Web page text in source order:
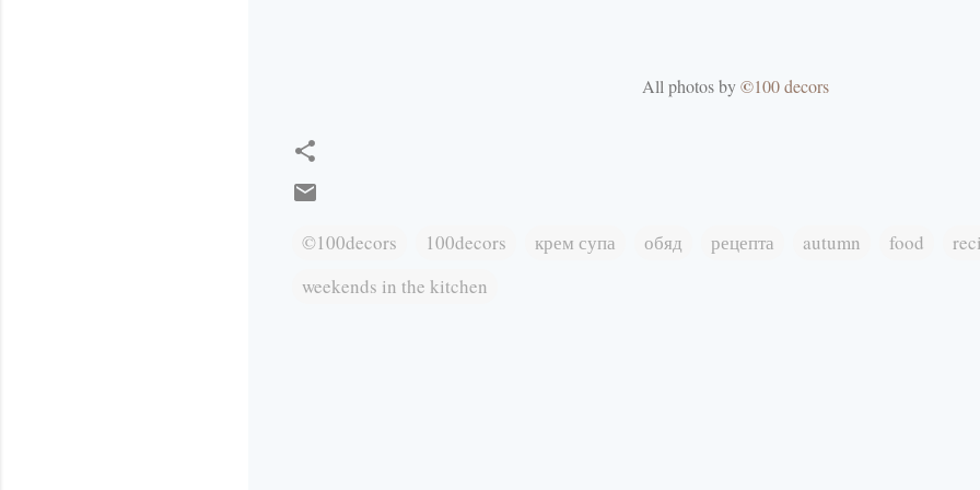
All photos by©100 decors
©100decors 100decors крем супа обяд рецепта autumn food
weekends in the kitchen